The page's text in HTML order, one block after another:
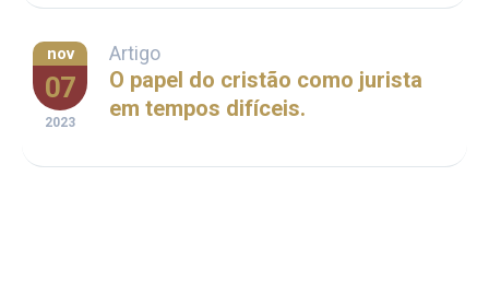
nov
07
2023
Artigo
O papel do cristão como jurista
em tempos difíceis.